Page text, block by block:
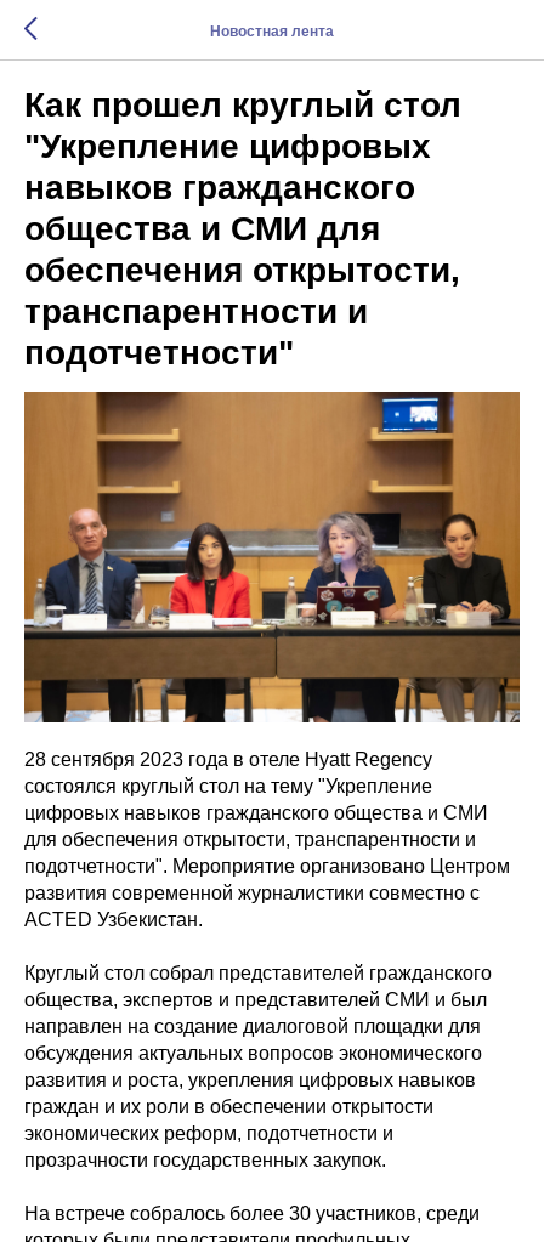
Новостная лента
Как прошел круглый стол
"Укрепление цифровых
навыков гражданского
общества и СМИ для
обеспечения открытости,
транспарентности и
подотчетности"
28 сентября 2023 года в отеле Hyatt Regency
состоялся круглый стол на тему "Укрепление
цифровых навыков гражданского общества и СМИ
для обеспечения открытости, транспарентности и
подотчетности". Мероприятие организовано Центром
развития современной журналистики совместно с
ACTED Узбекистан.
Круглый стол собрал представителей гражданского
общества, экспертов и представителей СМИ и был
направлен на создание диалоговой площадки для
обсуждения актуальных вопросов экономического
развития и роста, укрепления цифровых навыков
граждан и их роли в обеспечении открытости
экономических реформ, подотчетности и
прозрачности государственных закупок.
На встрече собралось более 30 участников, среди